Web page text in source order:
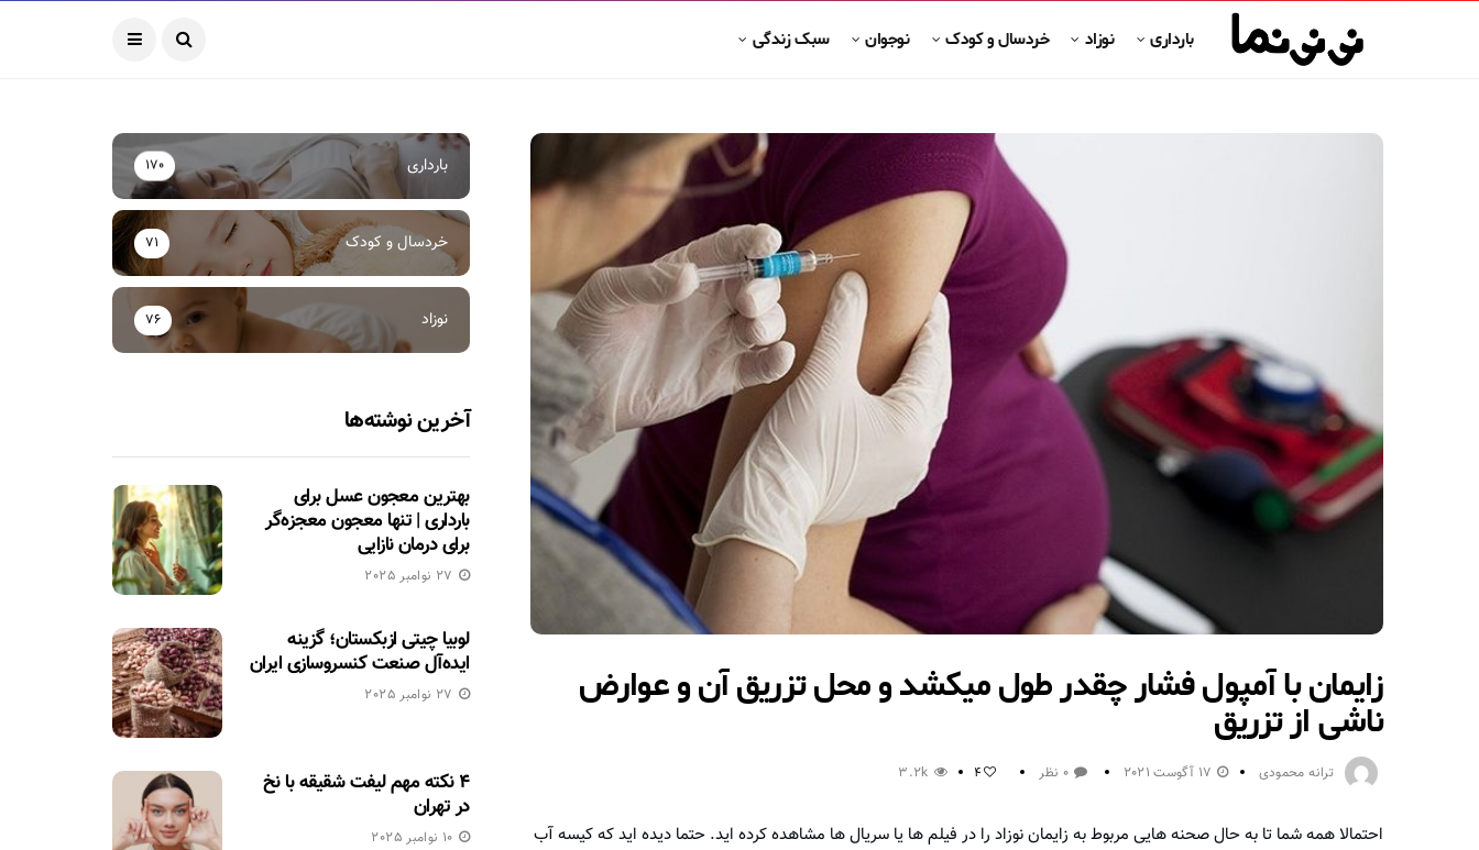
بارداری نوزاد خردسال و کودک نوجوان سبک زندگی
زایمان با آمپول فشار چقدر طول میکشد و محل تزریق آن و عوارض
ناشی از تزریق
ترانه محمودی 17 آگوست 2021 0 نظر 4
3.2k
احتمالا همه شما تا به حال صحنه هایی مربوط به زایمان نوزاد را در فیلم ها یا سریال ها مشاهده کرده اید. حتما دیده اید که کیسه آب
بارداری 170
خردسال و کودک 71
نوزاد 76
آخرین نوشته‌ها
بهترین معجون عسل برای
بارداری | تنها معجون معجزه‌گر
برای درمان نازایی
27 نوامبر 2025
لوبیا چیتی ازبکستان؛ گزینه
ایده‌آل صنعت کنسروسازی ایران
27 نوامبر 2025
۴ نکته مهم لیفت شقیقه با نخ
در تهران
10 نوامبر 2025